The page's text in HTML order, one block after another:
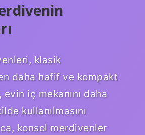
klasik
daha hafif ve kompakt
evin iç mekanını daha
kullanılmasını
konsol merdivenler